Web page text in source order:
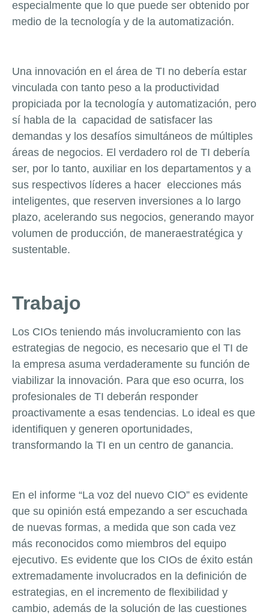
especialmente que lo que puede ser obtenido por
medio de la tecnología y de la automatización.
Una innovación en el área de TI no debería estar
vinculada con tanto peso a la productividad
propiciada por la tecnología y automatización, pero
sí habla de la capacidad de satisfacer las
demandas y los desafíos simultáneos de múltiples
áreas de negocios. El verdadero rol de TI debería
ser, por lo tanto, auxiliar en los departamentos y a
sus respectivos líderes a hacer elecciones más
inteligentes, que reserven inversiones a lo largo
plazo, acelerando sus negocios, generando mayor
volumen de producción, de maneraestratégica y
sustentable.
Trabajo
Los CIOs teniendo más involucramiento con las
estrategias de negocio, es necesario que el TI de
la empresa asuma verdaderamente su función de
viabilizar la innovación. Para que eso ocurra, los
profesionales de TI deberán responder
proactivamente a esas tendencias. Lo ideal es que
identifiquen y generen oportunidades,
transformando la TI en un centro de ganancia.
En el informe “La voz del nuevo CIO” es evidente
que su opinión está empezando a ser escuchada
de nuevas formas, a medida que son cada vez
más reconocidos como miembros del equipo
ejecutivo. Es evidente que los CIOs de éxito están
extremadamente involucrados en la definición de
estrategias, en el incremento de flexibilidad y
cambio, además de la solución de las cuestiones